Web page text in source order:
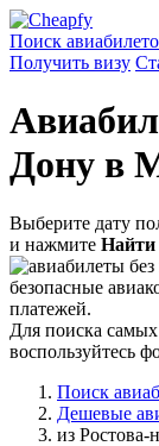
Поиск
Получить визу
Дону в
Выберите дату
и нажмите Найти
безопасные
платежей.
Для поиска
воспользуйтесь
Поиск
Дешевые
из